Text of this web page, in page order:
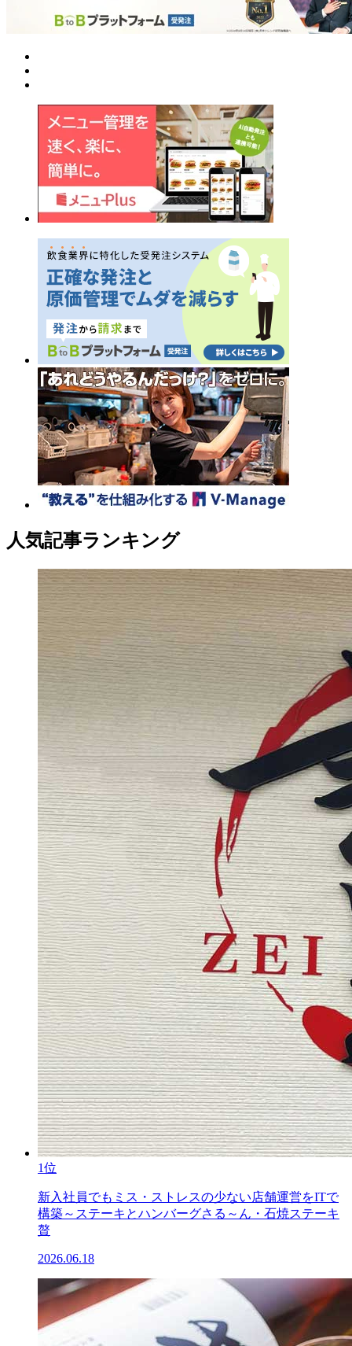
人気記事ランキング
1位
新入社員でもミス・ストレスの少ない店舗運営をITで
構築～ステーキとハンバーグさる～ん・石焼ステーキ
贅
2026.06.18